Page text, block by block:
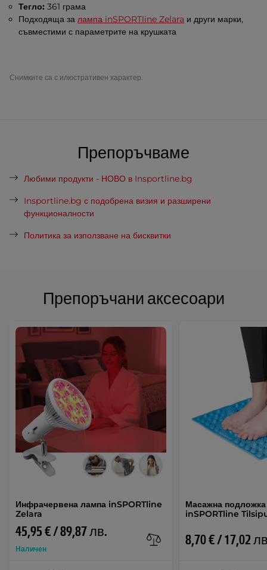
Препоръчани аксесоари
Инфрачервена лампа inSPORTline
Zelara
45,95 € / 89,87 лв.
Наличен
Масажна подложка
inSPORTline
8,70 € / 17,02
Тегло:361 грама
Подходяща залампа inSPORTline Zelara и други марки,
съвместими с параметрите на крушката
Снимките са с илюстративен характер.
Препоръчваме
Любими продукти - НОВО в Insportline.bg
Insportline.bg с подобрена визия и разширени
функционалности
Политика за използване на бисквитки